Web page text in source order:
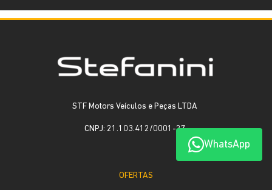
WhatsApp
STF Motors Veículos e Peças LTDA
CNPJ: 21.103.412/0001-27
OFERTAS